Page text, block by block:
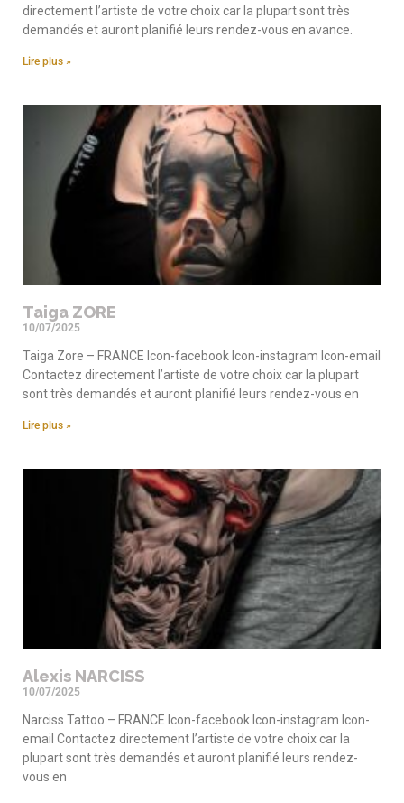
directement l’artiste de votre choix car la plupart sont très
demandés et auront planifié leurs rendez-vous en avance.
Lire plus »
Taiga ZORE
10/07/2025
Taiga Zore – FRANCE Icon-facebook Icon-instagram Icon-email
Contactez directement l’artiste de votre choix car la plupart
sont très demandés et auront planifié leurs rendez-vous en
Lire plus »
Alexis NARCISS
10/07/2025
Narciss Tattoo – FRANCE Icon-facebook Icon-instagram Icon-
email Contactez directement l’artiste de votre choix car la
plupart sont très demandés et auront planifié leurs rendez-
vous en